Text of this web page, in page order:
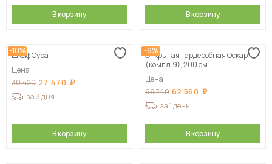
В корзину В корзину
-10%
Шкаф Сура
Цена
30 420 27 470
за 3 дня
В корзину
-6%
Открытая гардеробная Оскар
(компл.9), 200 см
Цена
66 740 62 560
за 1 день
В корзину